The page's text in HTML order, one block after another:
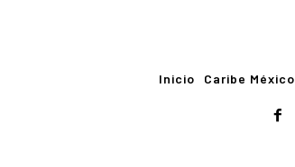
Inicio Caribe México